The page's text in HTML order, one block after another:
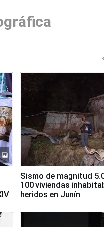
Sismo de magnitud
100 viviendas
heridos en Junín